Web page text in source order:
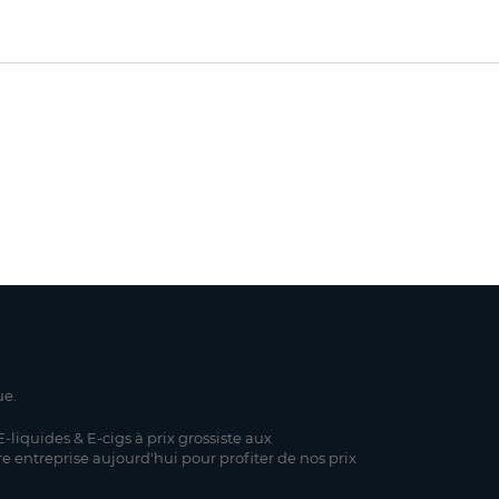
& E-cigs à prix grossiste aux
entreprise aujourd'hui pour profiter de nos prix